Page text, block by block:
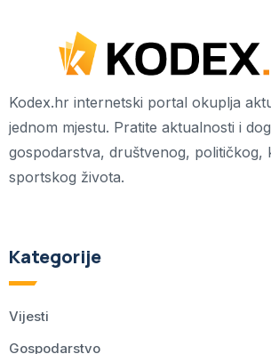
Kodex.hr internetski portal okuplja
jednom mjestu. Pratite aktualnosti i
gospodarstva, društvenog, političkog,
sportskog života.
Kategorije
Vijesti
Gospodarstvo